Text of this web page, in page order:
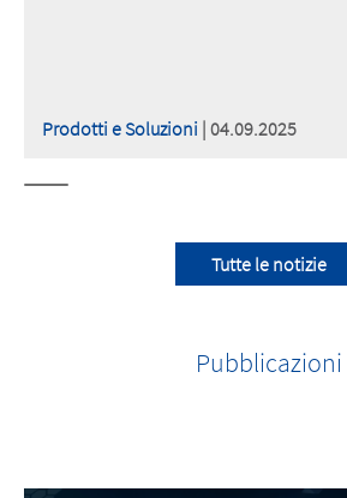
Prodotti e Soluzioni | 04.09.2025
Tutte le notizie
Pubblicazioni